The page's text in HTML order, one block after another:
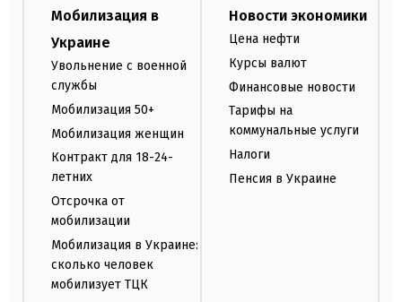
Мобилизация в
Украине
Увольнение с военной
службы
Мобилизация 50+
Мобилизация женщин
Контракт для 18-24-
летних
Отсрочка от
мобилизации
Мобилизация в Украине:
сколько человек
мобилизует ТЦК
Новости экономики
Цена нефти
Курсы валют
Финансовые новости
Тарифы на
коммунальные услуги
Налоги
Пенсия в Украине